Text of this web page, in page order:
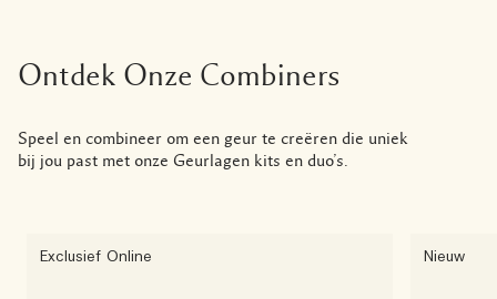
Ontdek Onze Combiners
Speel en combineer om een geur te creëren die uniek
bij jou past met onze Geurlagen kits en duo’s.
Exclusief Online Nieuw